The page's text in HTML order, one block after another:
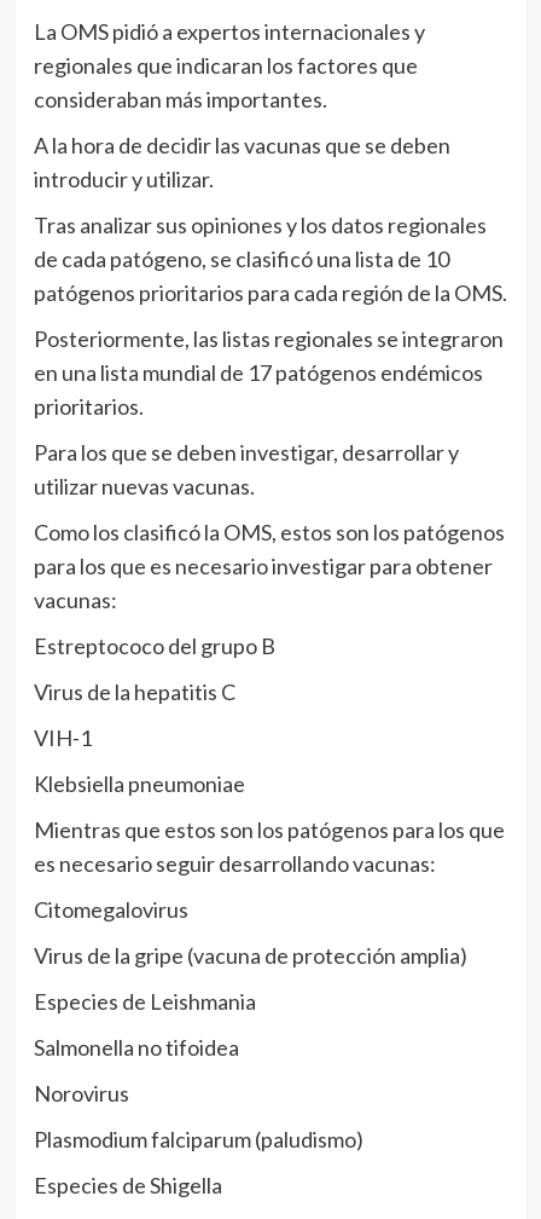
La OMS pidió a expertos internacionales y
regionales que indicaran los factores que
consideraban más importantes.
A la hora de decidir las vacunas que se deben
introducir y utilizar.
Tras analizar sus opiniones y los datos regionales
de cada patógeno, se clasificó una lista de 10
patógenos prioritarios para cada región de la OMS.
Posteriormente, las listas regionales se integraron
en una lista mundial de 17 patógenos endémicos
prioritarios.
Para los que se deben investigar, desarrollar y
utilizar nuevas vacunas.
Como los clasificó la OMS, estos son los patógenos
para los que es necesario investigar para obtener
vacunas:
Estreptococo del grupo B
Virus de la hepatitis C
VIH-1
Klebsiella pneumoniae
Mientras que estos son los patógenos para los que
es necesario seguir desarrollando vacunas:
Citomegalovirus
Virus de la gripe (vacuna de protección amplia)
Especies de Leishmania
Salmonella no tifoidea
Norovirus
Plasmodium falciparum (paludismo)
Especies de Shigella